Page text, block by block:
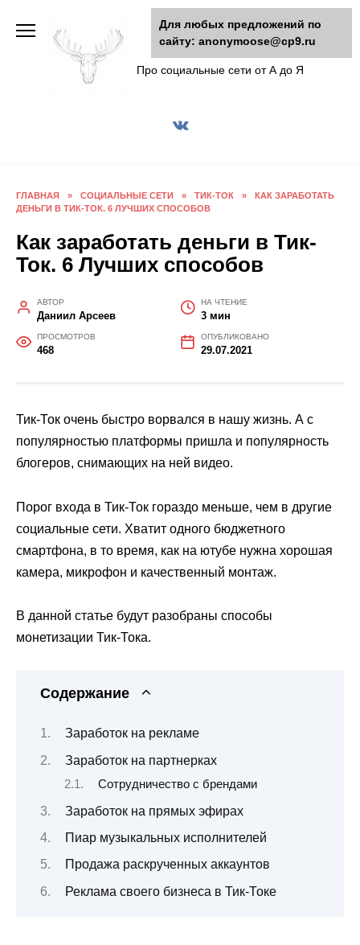
содержанию
AnonyMoose
Про социальные сети от А до Я
ГЛАВНАЯ » СОЦИАЛЬНЫЕ СЕТИ » ТИК-ТОК »
КАК ЗАРАБОТАТЬ
ДЕНЬГИ В ТИК-ТОК. 6 ЛУЧШИХ СПОСОБОВ
Как заработать деньги в Тик-
Ток. 6 Лучших способов
АВТОР
Даниил Арсеев
НА ЧТЕНИЕ
3 мин
ПРОСМОТРОВ
468
ОПУБЛИКОВАНО
29.07.2021
Тик-Ток очень быстро ворвался в нашу жизнь. А с
популярностью платформы пришла и популярность
блогеров, снимающих на ней видео.
Порог входа в Тик-Ток гораздо меньше, чем в другие
социальные сети. Хватит одного бюджетного
смартфона, в то время, как на ютубе нужна хорошая
камера, микрофон и качественный монтаж.
В данной статье будут разобраны способы
монетизации Тик-Тока.
Содержание
Заработок на рекламе
Заработок на партнерках
Сотрудничество с брендами
Заработок на прямых эфирах
Пиар музыкальных исполнителей
Продажа раскрученных аккаунтов
Реклама своего бизнеса в Тик-Токе
Для любых предложений по
сайту: anonymoose@cp9.ru